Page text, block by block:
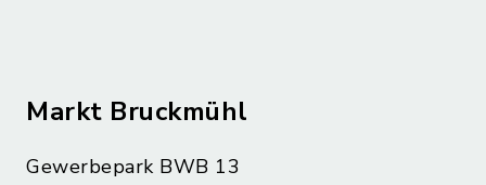
Markt Bruckmühl
Gewerbepark BWB 13